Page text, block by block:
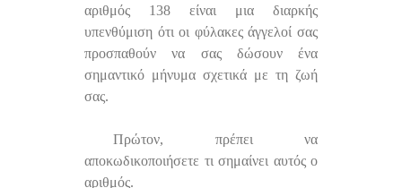
αριθμός 138 είναι μια διαρκής
υπενθύμιση ότι οι φύλακες άγγελοί σας
προσπαθούν να σας δώσουν ένα
σημαντικό μήνυμα σχετικά με τη ζωή
σας.
Πρώτον, πρέπει να
αποκωδικοποιήσετε τι σημαίνει αυτός ο
αριθμός.